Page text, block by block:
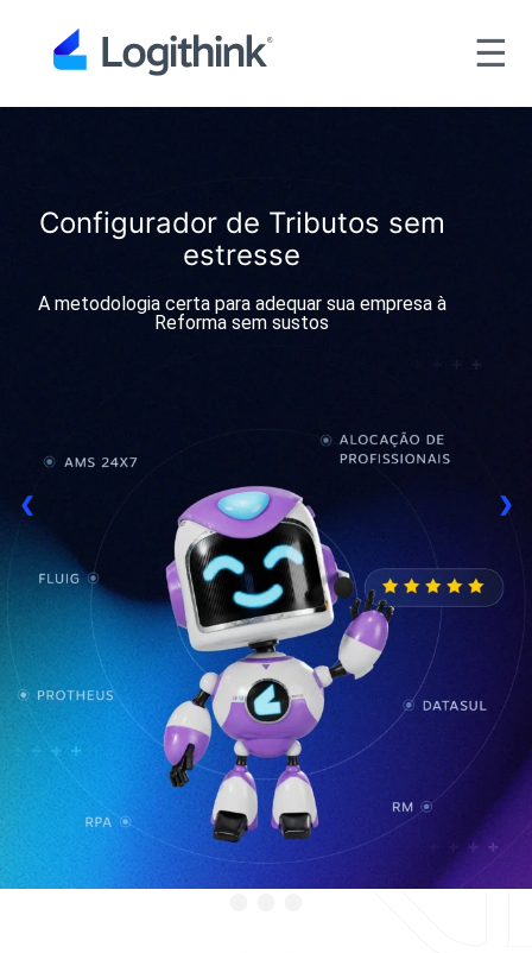
☰
Configurador de Tributos sem
estresse
A metodologia certa para adequar sua empresa à
Reforma sem sustos
❮ ❯